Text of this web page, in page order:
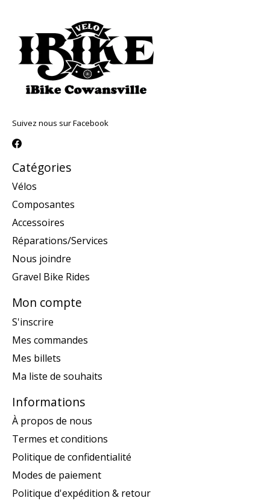
Suivez nous sur Facebook
Catégories
Vélos
Composantes
Accessoires
Réparations/Services
Nous joindre
Gravel Bike Rides
Mon compte
S'inscrire
Mes commandes
Mes billets
Ma liste de souhaits
Informations
À propos de nous
Termes et conditions
Politique de confidentialité
Modes de paiement
Politique d'expédition & retour